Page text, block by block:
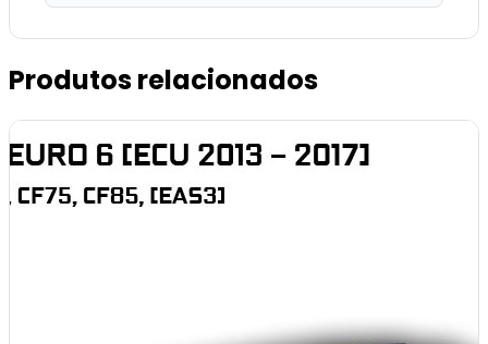
Produtos relacionados